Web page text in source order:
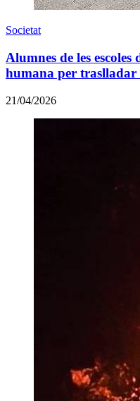
Societat
Alumnes de les
humana per traslladar
21/04/2026